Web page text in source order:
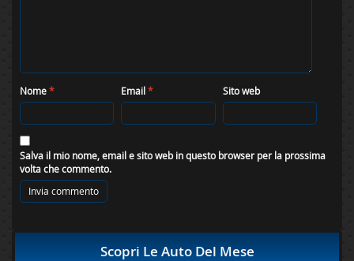
Nome* Email* Sito web
Salva il mio nome, email e sito web in questo browser per la prossima
volta che commento.
Scopri Le Auto Del Mese